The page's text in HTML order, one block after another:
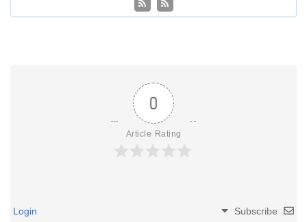
0
Article Rating
Subscribe